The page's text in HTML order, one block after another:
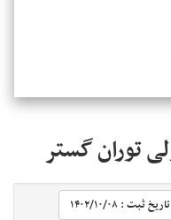
توران گستر
تاریخ ثبت : ۱۴۰۲/۱۰/۰۸‬